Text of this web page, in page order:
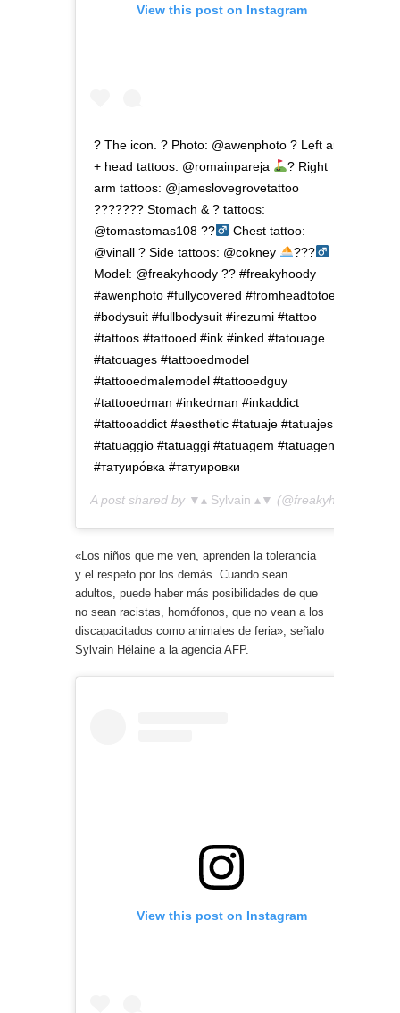
View this post on Instagram
? The icon. ? Photo: @awenphoto ? Left arm
+ head tattoos: @romainpareja
? Right
arm tattoos: @jameslovegrovetattoo
??????? Stomach & ? tattoos:
@tomastomas108 ??‍
Chest tattoo:
@vinall ? Side tattoos: @cokney
???‍
Model: @freakyhoody ?? #freakyhoody
#awenphoto #fullycovered #fromheadtotoe
#bodysuit #fullbodysuit #irezumi #tattoo
#tattoos #tattooed #ink #inked #tatouage
#tatouages #tattooedmodel
#tattooedmalemodel #tattooedguy
#tattooedman #inkedman #inkaddict
#tattooaddict #aesthetic #tatuaje #tatuajes
#tatuaggio #tatuaggi #tatuagem #tatuagens
#татуиро́вка #татуировки
A post shared by ▼▴ Sylvain ▴▼ (@freakyhoody) on
«Los niños que me ven, aprenden la tolerancia
y el respeto por los demás. Cuando sean
adultos, puede haber más posibilidades de que
no sean racistas, homófonos, que no vean a los
discapacitados como animales de feria», señalo
Sylvain Hélaine a la agencia AFP.
View this post on Instagram